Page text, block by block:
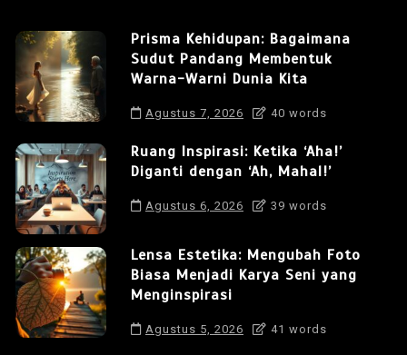
Prisma Kehidupan: Bagaimana
Sudut Pandang Membentuk
Warna-Warni Dunia Kita
Agustus 7, 2026 40 words
Ruang Inspirasi: Ketika ‘Aha!’
Diganti dengan ‘Ah, Mahal!’
Agustus 6, 2026 39 words
Lensa Estetika: Mengubah Foto
Biasa Menjadi Karya Seni yang
Menginspirasi
Agustus 5, 2026 41 words